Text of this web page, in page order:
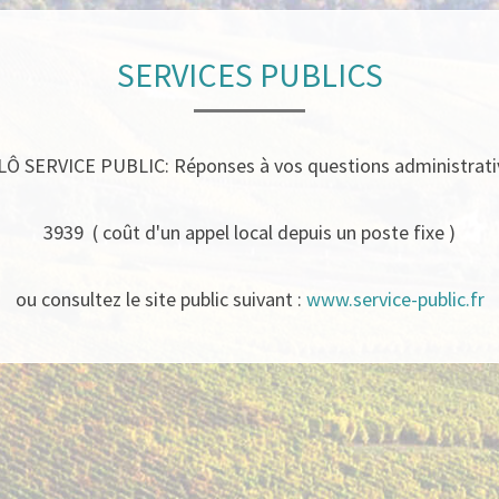
SERVICES PUBLICS
SERVICE PUBLIC: Réponses à vos questions
3939 ( coût d'un appel local depuis un poste fixe )
ou consultez le site public suivant : www.service-public.fr